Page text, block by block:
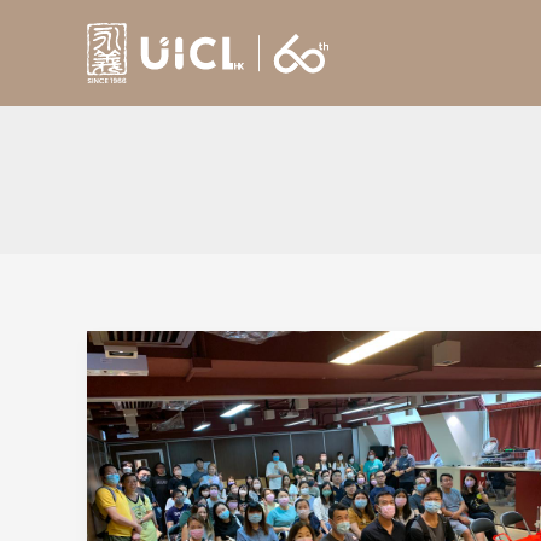
救
世
軍
「端
午
溫
情